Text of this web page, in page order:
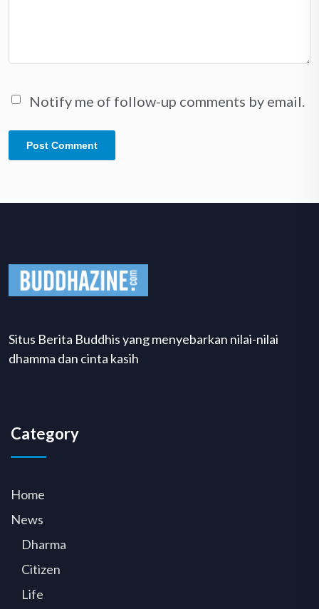
Notify me of follow-up comments by email.
Situs Berita Buddhis yang menyebarkan nilai-nilai
dhamma dan cinta kasih
Category
Home
News
Dharma
Citizen
Life